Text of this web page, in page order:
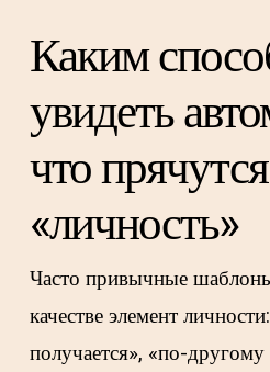
Каким
увидеть
что
«личность»
Часто привычные
качестве элемент
получается», «по-другому